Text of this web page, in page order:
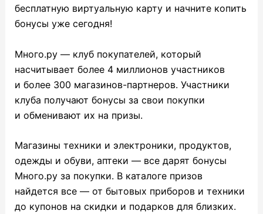
бесплатную виртуальную карту и начните копить
бонусы уже сегодня!
Много.ру — клуб покупателей, который
насчитывает более 4 миллионов участников
и более 300 магазинов-партнеров. Участники
клуба получают бонусы за свои покупки
и обменивают их на призы.
Магазины техники и электроники, продуктов,
одежды и обуви, аптеки — все дарят бонусы
Много.ру за покупки. В каталоге призов
найдется все — от бытовых приборов и техники
до купонов на скидки и подарков для близких.